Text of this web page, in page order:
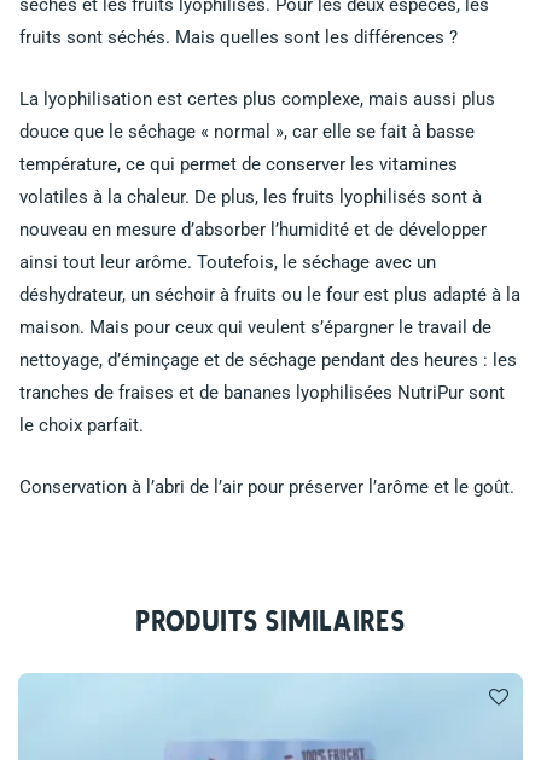
fruits sont séchés. Mais quelles sont les différences ?
La lyophilisation est certes plus complexe, mais aussi plus
douce que le séchage « normal », car elle se fait à basse
température, ce qui permet de conserver les vitamines
volatiles à la chaleur. De plus, les fruits lyophilisés sont à
nouveau en mesure d’absorber l’humidité et de développer
ainsi tout leur arôme. Toutefois, le séchage avec un
déshydrateur, un séchoir à fruits ou le four est plus adapté à la
maison. Mais pour ceux qui veulent s’épargner le travail de
nettoyage, d’éminçage et de séchage pendant des heures : les
tranches de fraises et de bananes lyophilisées NutriPur sont
le choix parfait.
Conservation à l’abri de l’air pour préserver l’arôme et le goût.
Produits similaires